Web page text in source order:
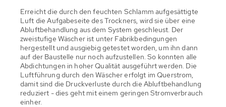
Erreicht die durch den feuchten Schlamm aufgesättigte
Luft die Aufgabeseite des Trockners, wird sie über eine
Abluftbehandlung aus dem System geschleust. Der
zweistufige Wäscher ist unter Fabrikbedingungen
hergestellt und ausgiebig getestet worden, um ihn dann
auf der Baustelle nur noch aufzustellen. So konnten alle
Abdichtungen in hoher Qualität ausgeführt werden. Die
Luftführung durch den Wäscher erfolgt im Querstrom,
damit sind die Druckverluste durch die Abluftbehandlung
reduziert - dies geht mit einem geringen Stromverbrauch
einher.